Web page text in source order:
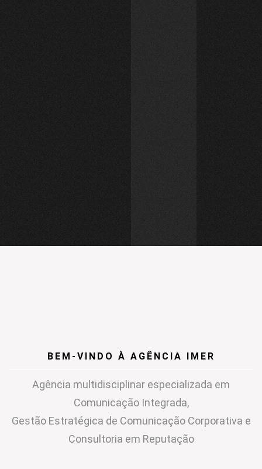
BEM-VINDO À AGÊNCIA IMER
Agência multidisciplinar especializada em
Comunicação Integrada,
Gestão Estratégica de Comunicação Corporativa e
Consultoria em Reputação